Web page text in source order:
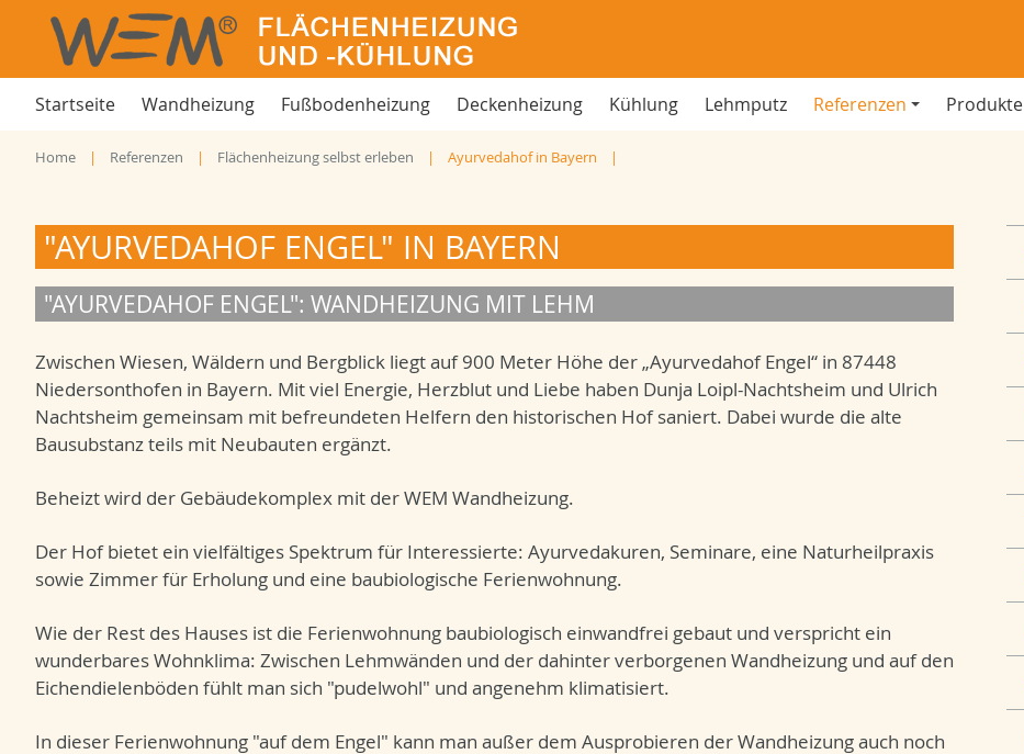
Startseite Wandheizung Fußbodenheizung Deckenheizung Kühlung Lehmputz Referenzen Produkte
Home Referenzen Flächenheizung selbst erleben Ayurvedahof in Bayern
"AYURVEDAHOF ENGEL" IN BAYERN
"AYURVEDAHOF ENGEL": WANDHEIZUNG MIT LEHM
Zwischen Wiesen, Wäldern und Bergblick liegt auf 900 Meter Höhe der „Ayurvedahof Engel“ in 87448
Niedersonthofen in Bayern. Mit viel Energie, Herzblut und Liebe haben Dunja Loipl-Nachtsheim und Ulrich
Nachtsheim gemeinsam mit befreundeten Helfern den historischen Hof saniert. Dabei wurde die alte
Bausubstanz teils mit Neubauten ergänzt.
Beheizt wird der Gebäudekomplex mit der WEM Wandheizung.
Der Hof bietet ein vielfältiges Spektrum für Interessierte: Ayurvedakuren, Seminare, eine Naturheilpraxis
sowie Zimmer für Erholung und eine baubiologische Ferienwohnung.
Wie der Rest des Hauses ist die Ferienwohnung baubiologisch einwandfrei gebaut und verspricht ein
wunderbares Wohnklima: Zwischen Lehmwänden und der dahinter verborgenen Wandheizung und auf den
Eichendielenböden fühlt man sich "pudelwohl" und angenehm klimatisiert.
In dieser Ferienwohnung "auf dem Engel" kann man außer dem Ausprobieren der Wandheizung auch noch